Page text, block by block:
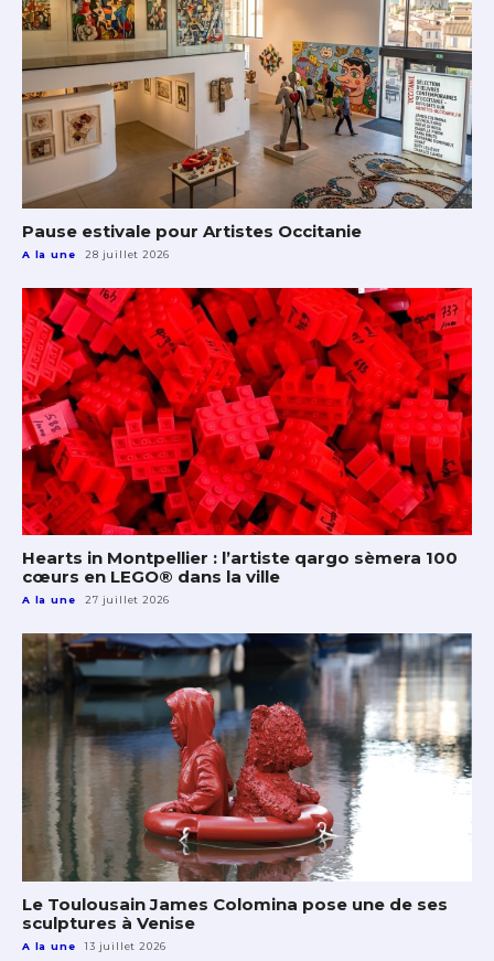
Pause estivale pour Artistes Occitanie
A la une 28 juillet 2026
Hearts in Montpellier : l’artiste qargo sèmera 100
cœurs en LEGO® dans la ville
A la une 27 juillet 2026
Le Toulousain James Colomina pose une de ses
sculptures à Venise
A la une 13 juillet 2026